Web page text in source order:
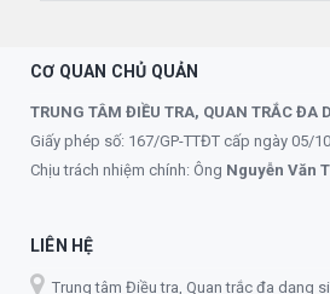
CƠ QUAN CHỦ QUẢN
TRUNG TÂM ĐIỀU TRA, QUAN TRẮC ĐA
Giấy phép số: 167/GP-TTĐT cấp ngày 05/
Chịu trách nhiệm chính: Ông Nguyễn Văn
LIÊN HỆ
Trung tâm Điều tra, Quan trắc đa dạng